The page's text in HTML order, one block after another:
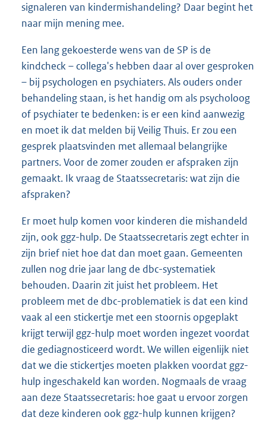
signaleren van kindermishandeling? Daar begint het
naar mijn mening mee.
Een lang gekoesterde wens van de SP is de
kindcheck – collega's hebben daar al over gesproken
– bij psychologen en psychiaters. Als ouders onder
behandeling staan, is het handig om als psycholoog
of psychiater te bedenken: is er een kind aanwezig
en moet ik dat melden bij Veilig Thuis. Er zou een
gesprek plaatsvinden met allemaal belangrijke
partners. Voor de zomer zouden er afspraken zijn
gemaakt. Ik vraag de Staatssecretaris: wat zijn die
afspraken?
Er moet hulp komen voor kinderen die mishandeld
zijn, ook ggz-hulp. De Staatssecretaris zegt echter in
zijn brief niet hoe dat dan moet gaan. Gemeenten
zullen nog drie jaar lang de dbc-systematiek
behouden. Daarin zit juist het probleem. Het
probleem met de dbc-problematiek is dat een kind
vaak al een stickertje met een stoornis opgeplakt
krijgt terwijl ggz-hulp moet worden ingezet voordat
die gediagnosticeerd wordt. We willen eigenlijk niet
dat we die stickertjes moeten plakken voordat ggz-
hulp ingeschakeld kan worden. Nogmaals de vraag
aan deze Staatssecretaris: hoe gaat u ervoor zorgen
dat deze kinderen ook ggz-hulp kunnen krijgen?